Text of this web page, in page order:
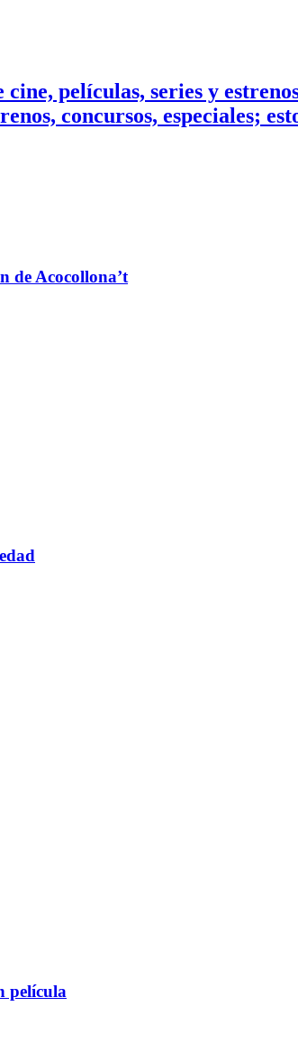
cine, películas, series y
concursos, especiales;
de Acocollona’t
película